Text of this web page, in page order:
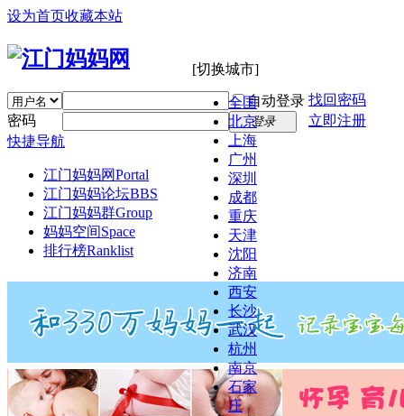
设为首页收藏本站
[切换城市]
全国
北京
上海
广州
深圳
成都
重庆
天津
沈阳
济南
西安
长沙
武汉
杭州
南京
石家
庄
自动登录 找回密码
密码
登录
立即注册
快捷导航
江门妈妈网Portal
江门妈妈论坛BBS
江门妈妈群Group
妈妈空间Space
排行榜Ranklist